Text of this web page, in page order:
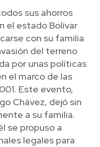
sus ahorros
el estado Bolívar
con su familia
del terreno
por unas políticas
el marco de las
Este evento,
Chávez, dejó sin
a su familia.
se propuso a
legales para